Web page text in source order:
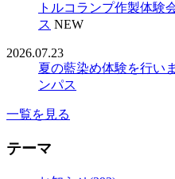
トルコランプ作製体
ス NEW
2026.07.23
夏の藍染め体験を行い
ンパス
一覧を見る
テーマ